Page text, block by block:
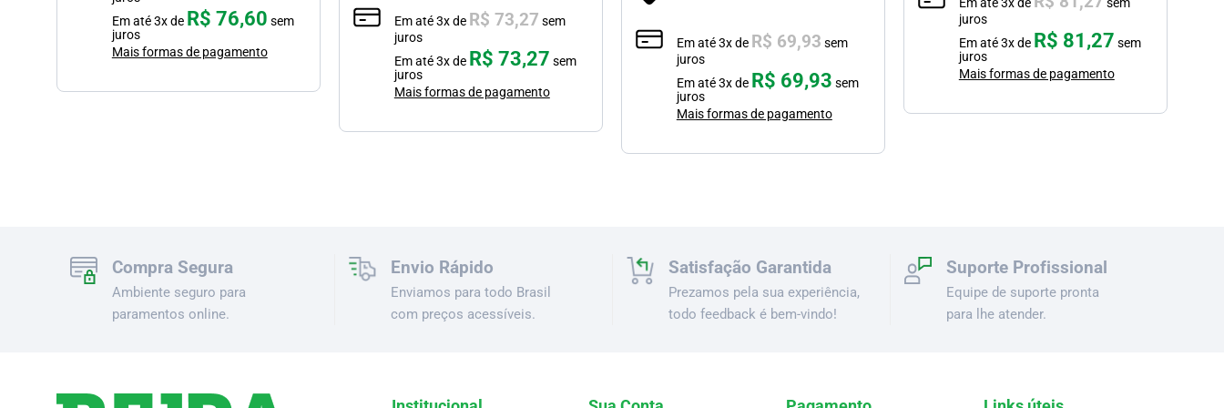
Em até3x de R$ 76,60 sem
juros
Mais formas de pagamento
Em até3x de R$ 73,27 sem
juros
Em até3x de R$ 73,27 sem
juros
Mais formas de pagamento
Em até3x de R$ 69,93 sem
juros
Em até3x de R$ 69,93 sem
juros
Mais formas de pagamento
juros
Em até3x de R$ 81,27 sem
juros
Mais formas de pagamento
Compra Segura
Ambiente seguro para
paramentos online.
Envio Rápido
Enviamos para todo Brasil
com preços acessíveis.
Satisfação Garantida
Prezamos pela sua experiência,
todo feedback é bem-vindo!
Suporte Profissional
Equipe de suporte pronta
para lhe atender.